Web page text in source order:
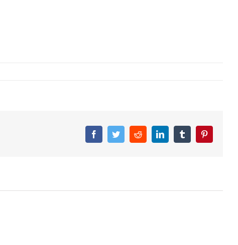
FacebookTwitterRedditLinkedInTumblrPinterest